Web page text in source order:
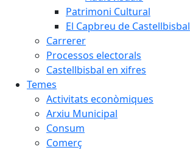
Patrimoni Cultural
El Capbreu de Castellbisbal
Carrerer
Processos electorals
Castellbisbal en xifres
Temes
Activitats econòmiques
Arxiu Municipal
Consum
Comerç